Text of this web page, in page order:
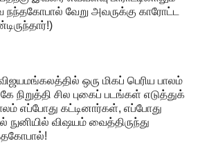
நந்தகோபால் வேறு அவருக்கு காரோட்ட
ஒரு மிகப் பெரிய பாலம்
நிறுத்தி சில புகைப் படங்கள் எடுத்துக்
எப்போது கட்டினார்கள், எப்போது
நுனியில் விஷயம் வைத்திருந்து